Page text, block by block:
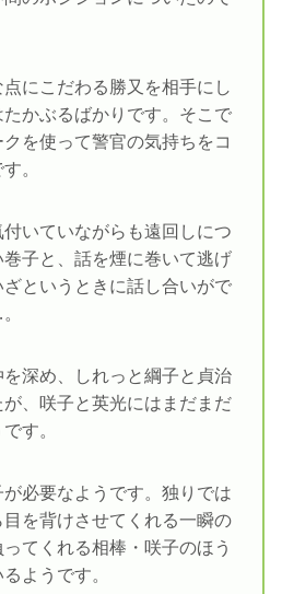
にこだわる勝又を相手にし
かぶるばかりです。そこで
を使って警官の気持ちをコ
。
いていながらも遠回しにつ
子と、話を煙に巻いて逃げ
というときに話し合いがで
深め、しれっと綱子と貞治
、咲子と英光にはまだまだ
す。
必要なようです。独りでは
を背けさせてくれる一瞬の
てくれる相棒・咲子のほう
ようです。